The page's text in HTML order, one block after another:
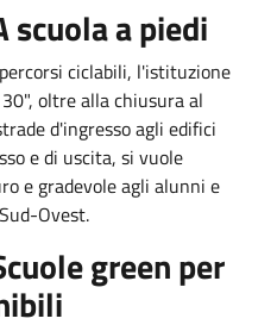
scuola a piedi
ciclabili, l'istituzione
oltre alla chiusura al
d'ingresso agli edifici
e di uscita, si vuole
e gradevole agli alunni e
Ovest.
green per